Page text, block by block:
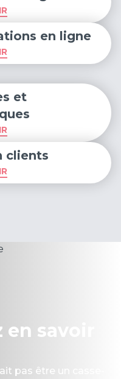
en ligne
et
clients
savoir
pas être un casse-